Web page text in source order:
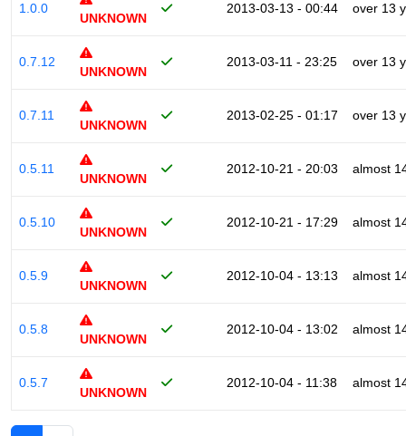
1.0.0
UNKNOWN
2013-03-13 - 00:44 over 13
0.7.12
UNKNOWN
2013-03-11 - 23:25 over 13
0.7.11
UNKNOWN
2013-02-25 - 01:17 over 13
0.5.11
UNKNOWN
2012-10-21 - 20:03 almost
0.5.10
UNKNOWN
2012-10-21 - 17:29 almost
0.5.9
UNKNOWN
2012-10-04 - 13:13 almost
0.5.8
UNKNOWN
2012-10-04 - 13:02 almost
0.5.7
UNKNOWN
2012-10-04 - 11:38 almost